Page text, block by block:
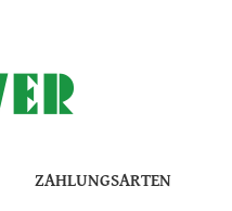
ZAHLUNGSARTEN